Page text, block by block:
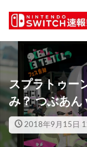
スプラトゥー
み？ つぶあん
2018年9月15日